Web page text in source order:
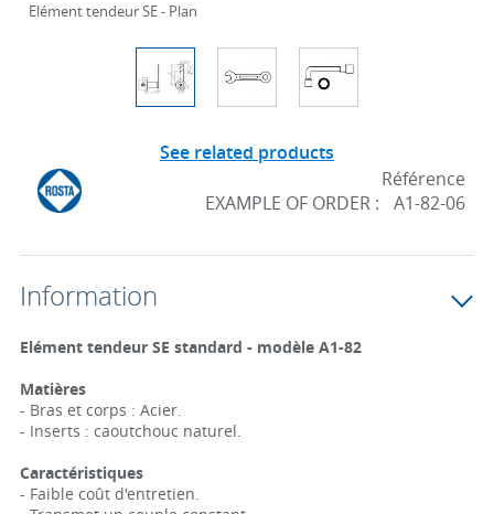
Elément tendeur SE - Plan
See related products
EXAMPLE OF ORDER :
Référence
A1-82-06
Information
Elément tendeur SE standard - modèle A1-82
Matières
- Bras et corps : Acier.
- Inserts : caoutchouc naturel.
Caractéristiques
- Faible coût d'entretien.